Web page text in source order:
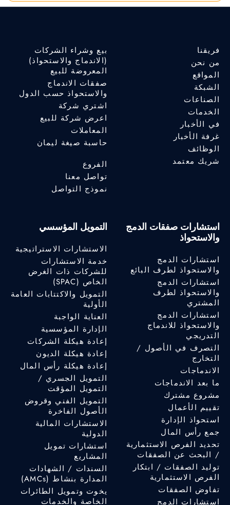
فريقنا
من نحن
المواقع
الشبكة
الصناعات
الخدمات
في الأخبار
غرفة الأخبار
الوظائف
شريك معتمد
بيع وشراء الشركات
(الاندماج والاستحواذ)
المعروضة للبيع
صفقات الاندماج
والاستحواذ حسب الدول
اشتري شركة
اعرض شركة للبيع
المعاملات
حاسبة صيغة ليمان
الفروع
تواصل معنا
نموذج التواصل
استشارات صفقات الدمج
والاستحواذ
استشارات الدمج
والاستحواذ لطرف البائع
استشارات الدمج
والاستحواذ لطرف
المشتري
استشارات الدمج
والاستحواذ للاندماج
التدريجي
التصرف في الأصول /
التخارج
الاندماجات
ما بعد الاندماجات
مشروع مشترك
تقييم الأعمال
استحواذ الإدارة
جمع رأس المال
تحديد الفرص الاستثمارية
/ البحث عن الصفقات
توليد الصفقات / ابتكار
الفرص الاستثمارية
تفاوض الصفقات
استشارات الدمج
التمويل المؤسسي
الاستشارات الاستراتيجية
خدمة الاستشارات
للشركات ذات الغرض
الخاص (SPAC)
التمويل والاكتتابات العامة
الأولية
العناية الواجبة
الإدارة المؤسسية
إعادة هيكلة الشركات
إعادة هيكلة الديون
إعادة هيكلة رأس المال
التمويل الجسري /
التمويل المؤقت
التمويل الفني وقروض
الأصول الفاخرة
الاستشارات المالية
الدولية
استشارات تمويل
المشاريع
السندات / الشهادات
المدارة بنشاط (AMCs)
يخوت وتمويل الطائرات
الخاصة والخدمات